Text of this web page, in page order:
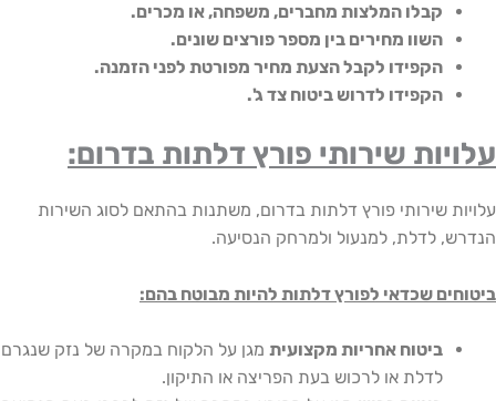
קבלו המלצות מחברים, משפחה, או מכרים.
השוו מחירים בין מספר פורצים שונים.
הקפידו לקבל הצעת מחיר מפורטת לפני הזמנה.
הקפידו לדרוש ביטוח צד ג'.
שירותי פורץ דלתות בדרום:
שירותי פורץ דלתות בדרום, משתנות בהתאם לסוג השירות
לדלת, למנעול ולמרחק הנסיעה.
שכדאי לפורץ דלתות להיות מבוטח בהם:
ביטוח אחריות מקצועיתמגן על הלקוח במקרה של נזק שנגרם
לדלת או לרכוש בעת הפריצה או התיקון.